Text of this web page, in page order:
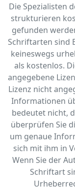
Die Spezialisten
strukturieren
gefunden
Schriftarten sind
keineswegs
als kostenlos.
angegebene
Lizenz nicht
Informationen
bedeutet nicht,
überprüfen Sie
um genaue
sich mit ihm in
Wenn Sie der
Schriftart